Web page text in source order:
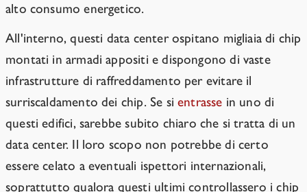
alto consumo energetico.
All'interno, questi data center ospitano migliaia di chip
montati in armadi appositi e dispongono di vaste
infrastrutture di raffreddamento per evitare il
surriscaldamento dei chip. Se sientrasse in uno di
questi edifici, sarebbe subito chiaro che si tratta di un
data center. Il loro scopo non potrebbe di certo
essere celato a eventuali ispettori internazionali,
soprattutto qualora questi ultimi controllassero i chip